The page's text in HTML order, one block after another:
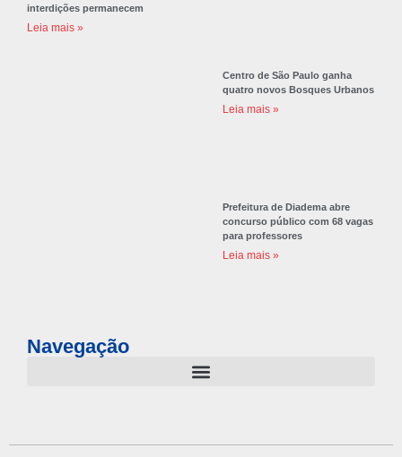
interdições permanecem
Leia mais »
Centro de São Paulo ganha
quatro novos Bosques Urbanos
Leia mais »
Prefeitura de Diadema abre
concurso público com 68 vagas
para professores
Leia mais »
Navegação